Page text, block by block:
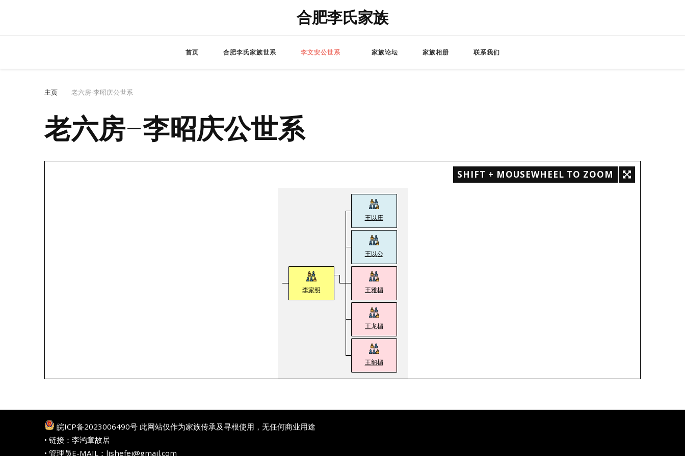
合肥李氏家族
首页 合肥李氏家族世系 李文安公世系 家族论坛 家族相册 联系我们
主页 老六房-李昭庆公世系
老六房-李昭庆公世系
SHIFT + MOUSEWHEEL TO ZOOM
李家明
王以庄
王以公
王雅楣
王龙楣
王韶楣
皖ICP备2023006490号 此网站仅作为家族传承及寻根使用，无任何商业用途
• 链接： 李鸿章故居
• 管理员E-MAIL：lishefei@gmail.com